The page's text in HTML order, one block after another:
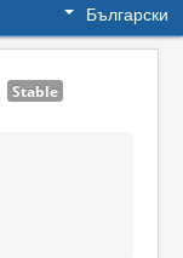
Български
Stable